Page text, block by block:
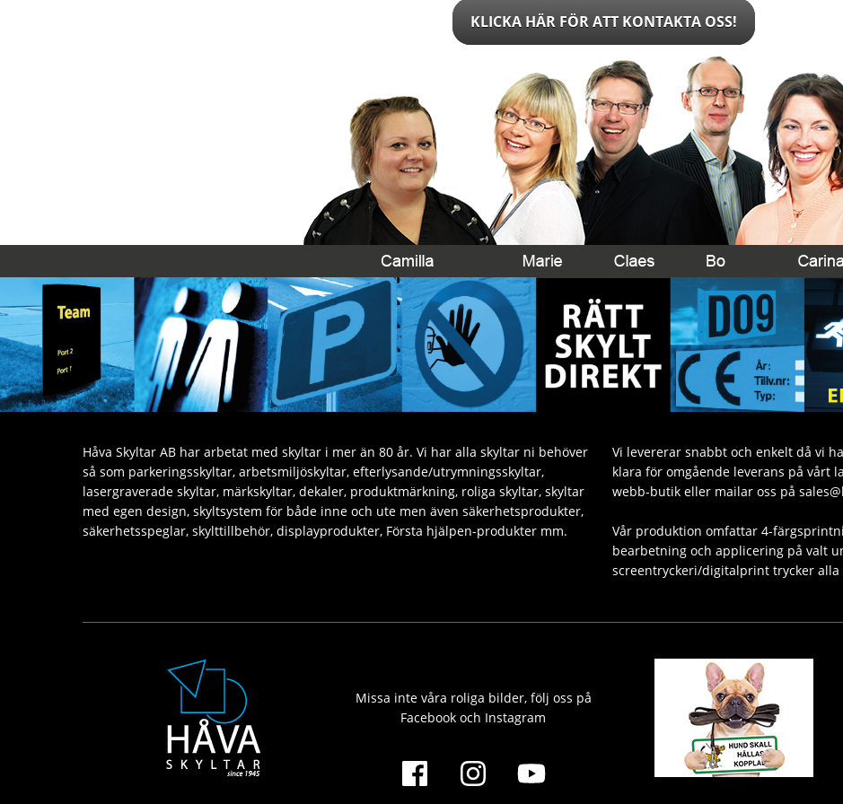
KLICKA HÄR FÖR ATT KONTAKTA OSS!
Håva Skyltar AB har arbetat med skyltar i mer än 80 år. Vi har alla skyltar ni behöver
så som parkeringsskyltar, arbetsmiljöskyltar, efterlysande/utrymningsskyltar,
lasergraverade skyltar, märkskyltar, dekaler, produktmärkning, roliga skyltar, skyltar
med egen design, skyltsystem för både inne och ute men även säkerhetsprodukter,
säkerhetsspeglar, skylttillbehör, displayprodukter, Första hjälpen-produkter mm.
Vi levererar snabbt och enkelt då vi
klara för omgående leverans på vårt
webb-butik eller mailar oss på
Vår produktion omfattar 4-
bearbetning och applicering på valt
screentryckeri/digitalprint trycker
Missa inte våra roliga bilder, följ oss på
Facebook och Instagram